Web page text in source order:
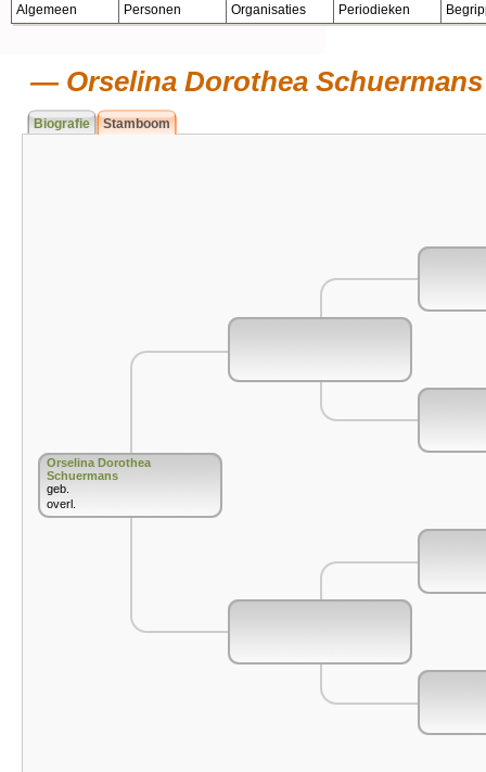
Algemeen Personen Organisaties Periodieken
Orselina Dorothea Schuermans
Biografie Stamboom
Orselina Dorothea
Schuermans
geb.
overl.